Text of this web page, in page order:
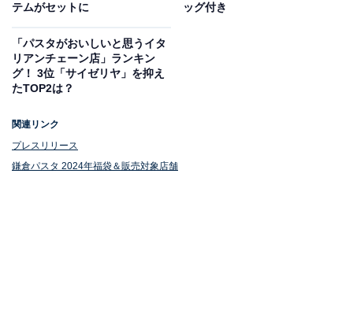
テムがセットに
ッグ付き
「パスタがおいしいと思うイタ
リアンチェーン店」ランキン
グ！ 3位「サイゼリヤ」を抑え
たTOP2は？
関連リンク
プレスリリース
鎌倉パスタ 2024年福袋＆販売対象店舗